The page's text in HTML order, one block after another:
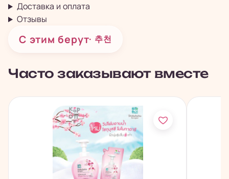
Доставка и оплата
Отзывы
С этим берут· 추천
Часто заказывают вместе